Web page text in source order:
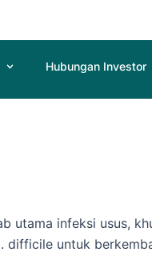
Hubungan Investor
infeksi usus,
untuk